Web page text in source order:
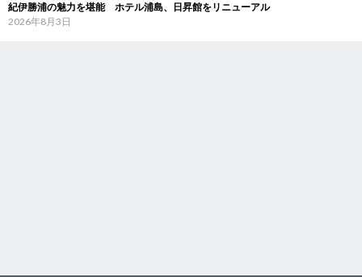
紀伊勝浦の魅力を堪能 ホテル浦島、日昇館をリニューアル
2026年8月3日